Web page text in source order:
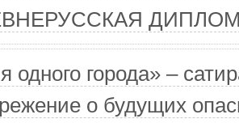
одного города» –
о будущих